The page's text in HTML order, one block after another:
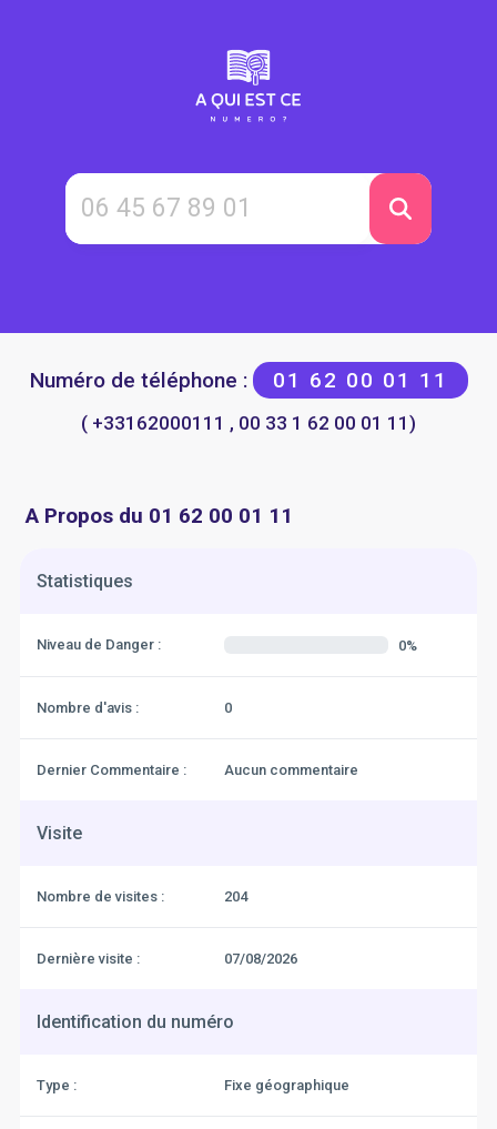
Numéro de téléphone : 01 62 00 01 11
( +33162000111 , 00 33 1 62 00 01 11)
A Propos du 01 62 00 01 11
Statistiques
Niveau de Danger : 0%
Nombre d'avis : 0
Dernier Commentaire : Aucun commentaire
Visite
Nombre de visites : 204
Dernière visite : 07/08/2026
Identification du numéro
Type : Fixe géographique